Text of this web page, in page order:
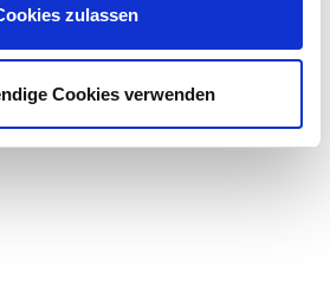
zulassen
Cookies verwenden
…